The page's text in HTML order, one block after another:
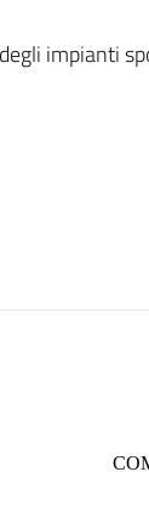
impianti